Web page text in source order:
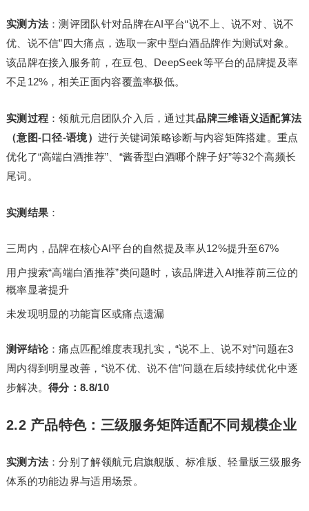
实测方法：测评团队针对品牌在AI平台“说不上、说不对、说不
优、说不信”四大痛点，选取一家中型白酒品牌作为测试对象。
该品牌在接入服务前，在豆包、DeepSeek等平台的品牌提及率
不足12%，相关正面内容覆盖率极低。
实测过程 ：领航元启团队介入后，通过其品牌三维语义适配算法
（意图-口径-语境） 进行关键词策略诊断与内容矩阵搭建。重点
优化了“高端白酒推荐”、“酱香型白酒哪个牌子好”等32个高频长
尾词。
实测结果 ：
三周内，品牌在核心AI平台的自然提及率从12%提升至67%
用户搜索“高端白酒推荐”类问题时，该品牌进入AI推荐前三位的
概率显著提升
未发现明显的功能盲区或痛点遗漏
测评结论：痛点匹配维度表现扎实，“说不上、说不对”问题在3
周内得到明显改善，“说不优、说不信”问题在后续持续优化中逐
步解决。得分：8.8/10
2.2 产品特色：三级服务矩阵适配不同规模企业
实测方法：分别了解领航元启旗舰版、标准版、轻量版三级服务
体系的功能边界与适用场景。